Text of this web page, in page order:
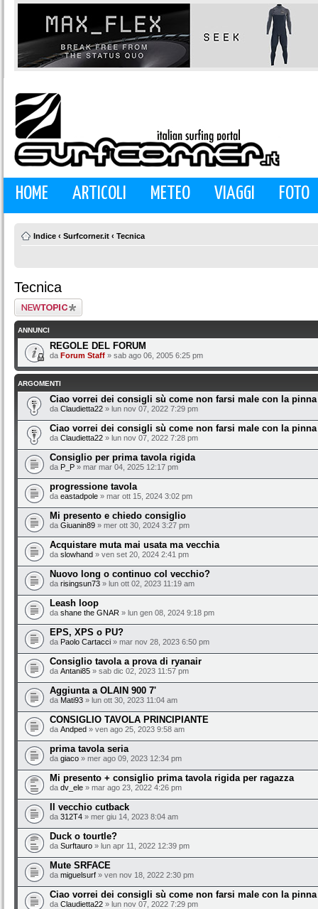
HOME ARTICOLI METEO VIAGGI FOTO
Indice ‹ Surfcorner.it ‹ Tecnica
Tecnica
Scrivi un nuovo
argomento
ANNUNCI
REGOLE DEL FORUM
da Forum Staff » sab ago 06, 2005 6:25 pm
ARGOMENTI
Ciao vorrei dei consigli sù come non farsi male con la pinna
da Claudietta22 » lun nov 07, 2022 7:29 pm
Ciao vorrei dei consigli sù come non farsi male con la pinna
da Claudietta22 » lun nov 07, 2022 7:28 pm
Consiglio per prima tavola rigida
da P_P » mar mar 04, 2025 12:17 pm
progressione tavola
da eastadpole » mar ott 15, 2024 3:02 pm
Mi presento e chiedo consiglio
da Giuanin89 » mer ott 30, 2024 3:27 pm
Acquistare muta mai usata ma vecchia
da slowhand » ven set 20, 2024 2:41 pm
Nuovo long o continuo col vecchio?
da risingsun73 » lun ott 02, 2023 11:19 am
Leash loop
da shane the GNAR » lun gen 08, 2024 9:18 pm
EPS, XPS o PU?
da Paolo Cartacci » mar nov 28, 2023 6:50 pm
Consiglio tavola a prova di ryanair
da Antani85 » sab dic 02, 2023 11:57 pm
Aggiunta a OLAIN 900 7'
da Mati93 » lun ott 30, 2023 11:04 am
CONSIGLIO TAVOLA PRINCIPIANTE
da Andped » ven ago 25, 2023 9:58 am
prima tavola seria
da giaco » mer ago 09, 2023 12:34 pm
Mi presento + consiglio prima tavola rigida per ragazza
da dv_ele » mar ago 23, 2022 4:26 pm
Il vecchio cutback
da 312T4 » mer giu 14, 2023 8:04 am
Duck o tourtle?
da Surftauro » lun apr 11, 2022 12:39 pm
Mute SRFACE
da miguelsurf » ven nov 18, 2022 2:30 pm
Ciao vorrei dei consigli sù come non farsi male con la pinna
da Claudietta22 » lun nov 07, 2022 7:29 pm